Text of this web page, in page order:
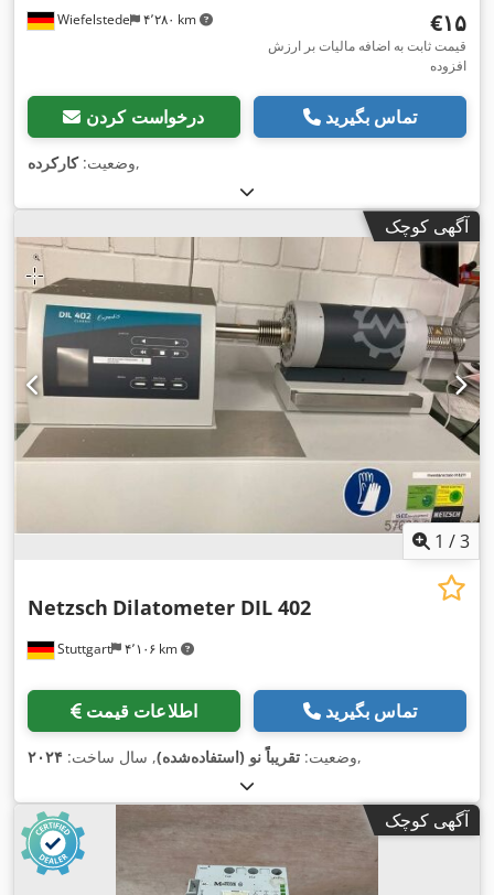
Wiefelstede ۴٬۲۸۰ km ‎€۱۵
قیمت ثابت به اضافه مالیات بر ارزش
افزوده
درخواست کردن تماس بگیرید
وضعیت:کارکرده ,
آگهی کوچک
1 /3
Stuttgart ۴٬۱۰۶ km
Netzsch Dilatometer DIL 402
اطلاعات قیمت تماس بگیرید
وضعیت: تقریباً نو (استفاده‌شده), سال ساخت: ۲۰۲۴ ,
آگهی کوچک